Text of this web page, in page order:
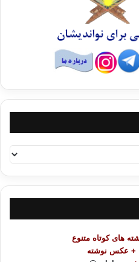
های کوتاه متنوع
+ عکس نوشته